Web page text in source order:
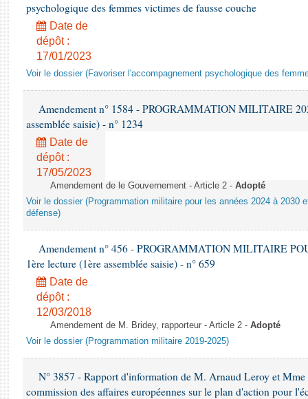
psychologique des femmes victimes de fausse couche
Date de
dépôt :
17/01/2023
Voir le dossier (Favoriser l'accompagnement psychologique des
Amendement n° 1584 - PROGRAMMATION MILITAIRE
assemblée saisie) - n° 1234
Date de
dépôt :
17/05/2023
Amendement de le Gouvernement - Article 2 - Adopté
Voir le dossier (Programmation militaire pour les années 2024 à 2030
défense)
Amendement n° 456 - PROGRAMMATION MILITAIRE
1ère lecture (1ère assemblée saisie) - n° 659
Date de
dépôt :
12/03/2018
Amendement de M. Bridey, rapporteur - Article 2 - Adopté
Voir le dossier (Programmation militaire 2019-2025)
N° 3857 - Rapport d'information de M. Arnaud Leroy et Mme
commission des affaires européennes sur le plan d'action pour